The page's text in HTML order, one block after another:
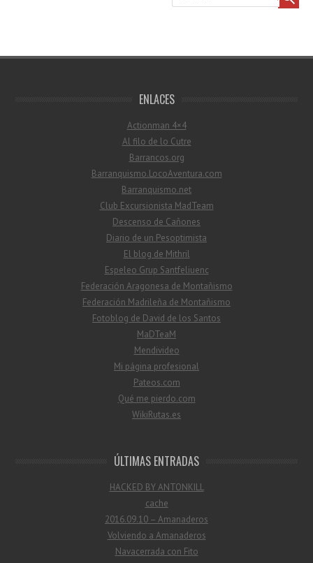
ENLACES
Actionman 4×4
Al filo de lo Cutre
Barrancos.org
Barranquismo.LocoAventura.com
Barranquismo.net
Club Excursionista MadTeam
Descenso de Cañones
Diario de un Pesoptimista
El blog de Mithril
Espeleo Grup Santfeliuenc
Federación Aragonesa de Montañismo
Federación Madrileña de Montañismo
Fotoblog de David de los Santos
MaDTeaM
Mendivideo
Mi página profesional
Pateos.com
Qué me pierdo.com
WikiRutas.es
ÚLTIMAS ENTRADAS
HACKED BY ANTONKILL
cache
2016.09.10 – Amanaderos
Volviendo a Amanaderos
Navacerrada con Fito